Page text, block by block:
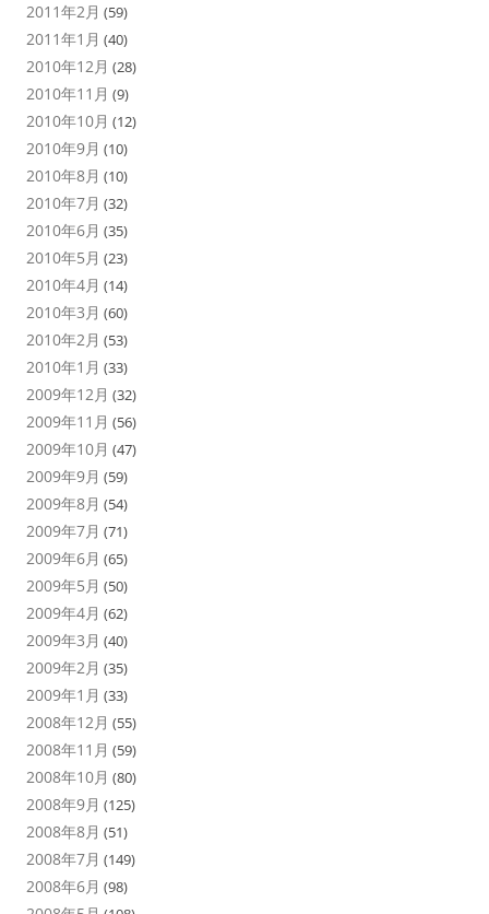
2011年2月 (59)
2011年1月 (40)
2010年12月 (28)
2010年11月 (9)
2010年10月 (12)
2010年9月 (10)
2010年8月 (10)
2010年7月 (32)
2010年6月 (35)
2010年5月 (23)
2010年4月 (14)
2010年3月 (60)
2010年2月 (53)
2010年1月 (33)
2009年12月 (32)
2009年11月 (56)
2009年10月 (47)
2009年9月 (59)
2009年8月 (54)
2009年7月 (71)
2009年6月 (65)
2009年5月 (50)
2009年4月 (62)
2009年3月 (40)
2009年2月 (35)
2009年1月 (33)
2008年12月 (55)
2008年11月 (59)
2008年10月 (80)
2008年9月 (125)
2008年8月 (51)
2008年7月 (149)
2008年6月 (98)